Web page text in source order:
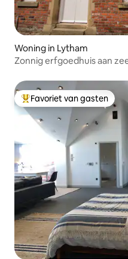
Woning in Lytham
Zonnig erfgoedhuis aan
Topfavoriet van gasten
Favoriet van gasten